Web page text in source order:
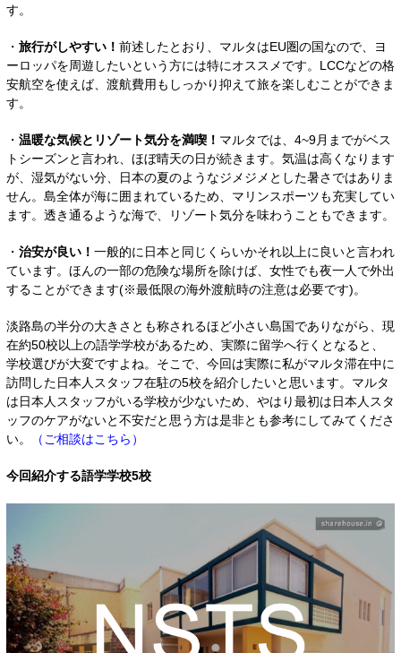
す。
・ 旅行がしやすい！ 前述したとおり、マルタはEU圏の国なので、ヨ
ーロッパを周遊したいという方には特にオススメです。LCCなどの格
安航空を使えば、渡航費用もしっかり抑えて旅を楽しむことができま
す。
・ 温暖な気候とリゾート気分を満喫！ マルタでは、4~9月までがベス
トシーズンと言われ、ほぼ晴天の日が続きます。気温は高くなります
が、湿気がない分、日本の夏のようなジメジメとした暑さではありま
せん。島全体が海に囲まれているため、マリンスポーツも充実してい
ます。透き通るような海で、リゾート気分を味わうこともできます。
・ 治安が良い！ 一般的に日本と同じくらいかそれ以上に良いと言われ
ています。ほんの一部の危険な場所を除けば、女性でも夜一人で外出
することができます(※最低限の海外渡航時の注意は必要です)。
淡路島の半分の大きさとも称されるほど小さい島国でありながら、現
在約50校以上の語学学校があるため、実際に留学へ行くとなると、
学校選びが大変ですよね。そこで、今回は実際に私がマルタ滞在中に
訪問した日本人スタッフ在駐の5校を紹介したいと思います。マルタ
は日本人スタッフがいる学校が少ないため、やはり最初は日本人スタ
ッフのケアがないと不安だと思う方は是非とも参考にしてみてくださ
い。
（ご相談はこちら）
今回紹介する語学学校5校